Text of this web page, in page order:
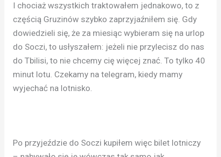
I chociaż wszystkich traktowałem jednakowo, to z
częścią Gruzinów szybko zaprzyjaźniłem się. Gdy
dowiedzieli się, że za miesiąc wybieram się na urlop
do Soczi, to usłyszałem: jeżeli nie przylecisz do nas
do Tbilisi, to nie chcemy cię więcej znać. To tylko 40
minut lotu. Czekamy na telegram, kiedy mamy
wyjechać na lotnisko.
Po przyjeździe do Soczi kupiłem więc bilet lotniczy